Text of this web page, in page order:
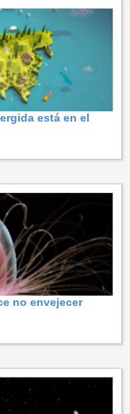
está en el
no envejecer